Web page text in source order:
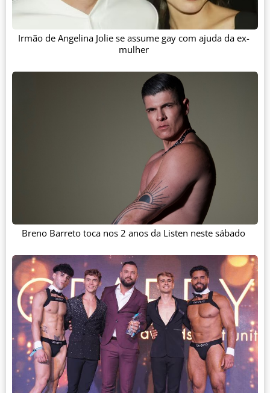
Irmão de Angelina Jolie se assume gay com ajuda da ex-
mulher
Breno Barreto toca nos 2 anos da Listen neste sábado